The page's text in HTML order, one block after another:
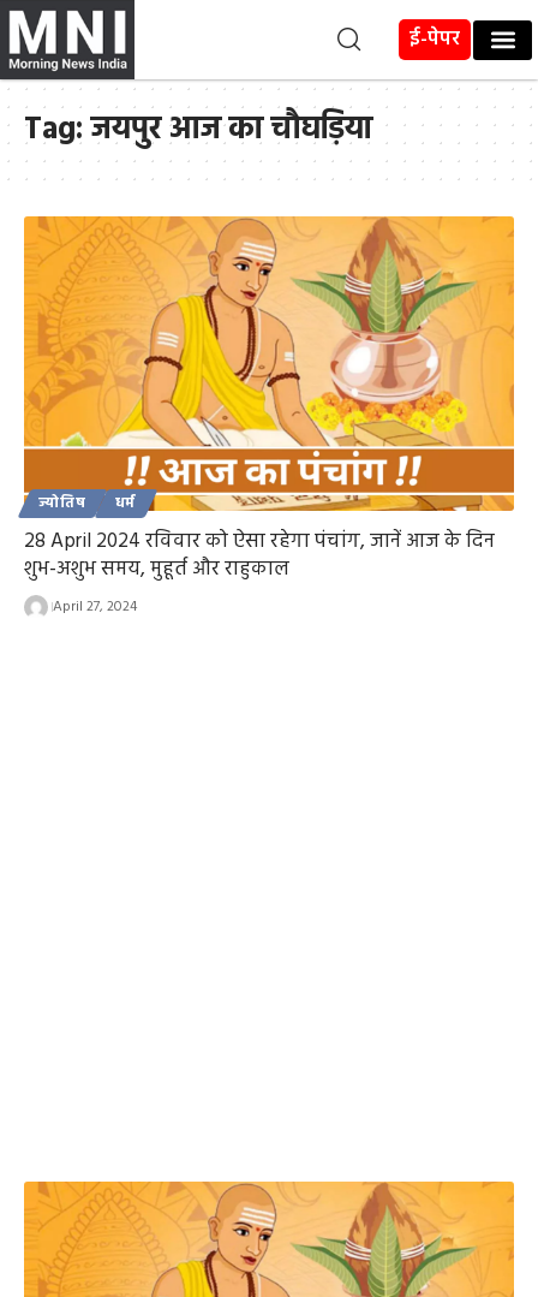
ई-पेपर
Tag:जयपुर आज का चौघड़िया
ज्योतिष धर्म
28 April 2024 रविवार को ऐसा रहेगा पंचांग, जानें आज के दिन
शुभ-अशुभ समय, मुहूर्त और राहुकाल
April 27, 2024